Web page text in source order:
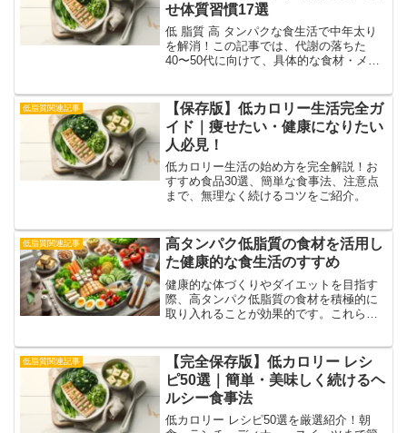
せ体質習慣17選
低 脂質 高 タンパクな食生活で中年太り
を解消！この記事では、代謝の落ちた
40〜50代に向けて、具体的な食材・メニ
低脂質関連記事
【保存版】低カロリー生活完全ガ
イド｜痩せたい・健康になりたい
人必見！
低カロリー生活の始め方を完全解説！お
すすめ食品30選、簡単な食事法、注意点
まで、無理なく続けるコツをご紹介。
低脂質関連記事
高タンパク低脂質の食材を活用し
た健康的な食生活のすすめ
健康的な体づくりやダイエットを目指す
際、高タンパク低脂質の食材を積極的に
取り入れることが効果的です。これらの
や健康状態の維持につながります。本記
事では、高タンパク低脂質...
低脂質関連記事
【完全保存版】低カロリー レシ
ピ50選｜簡単・美味しく続けるヘ
ルシー食事法
低カロリー レシピ50選を厳選紹介！朝